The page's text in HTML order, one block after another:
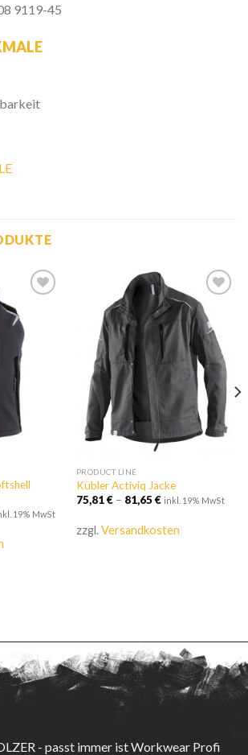
9119-45
Wunschliste
hinzufügen
19% MwSt
Zur
Wunschliste
hinzufügen
PRODUCT LINE
Kübler Activiq Jacke
75,81€– 81,65€ inkl. 19% MwSt
zzgl.Versandkosten
- passt immer ist Workwear Profi